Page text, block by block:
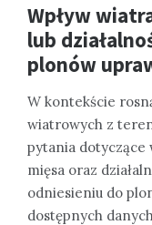
Wpływ
lub
plonów
W kontekście
wiatrowych z
pytania dotyczące
mięsa oraz
odniesieniu do
dostępnych